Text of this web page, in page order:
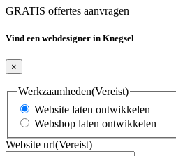
GRATIS offertes aanvragen
Vind een webdesigner in Knegsel
×
Werkzaamheden(Vereist)
Website laten ontwikkelen
Webshop laten ontwikkelen
Website url(Vereist)